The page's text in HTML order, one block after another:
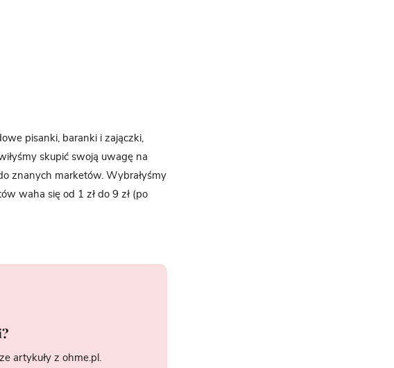
pisanki, baranki i zajączki,
skupić swoją uwagę na
znanych marketów. Wybrałyśmy
waha się od 1 zł do 9 zł (po
artykuły z ohme.pl.